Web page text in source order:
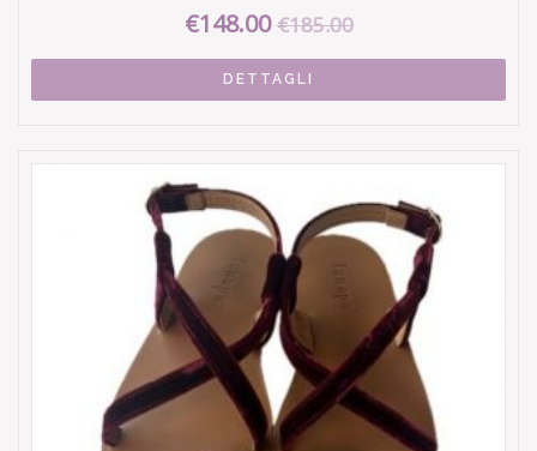
€148.00 €185.00
DETTAGLI